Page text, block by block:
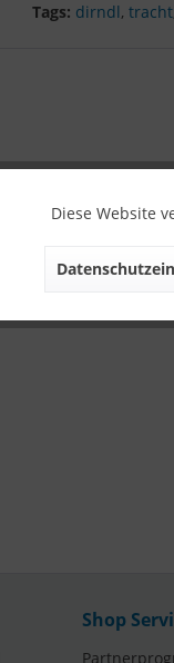
Tags: dirndl,tracht
Shop
Diese Website